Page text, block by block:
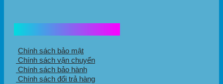
Chính sách bảo mật
Chính sách vận chuyển
Chính sách bảo hành
Chính sách đổi trả hàng